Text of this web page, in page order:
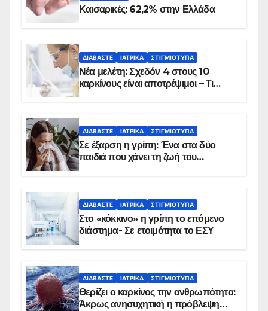
Καισαρικές: 62,2% στην Ελλάδα
ΔΙΑΒΆΣΤΕ ΙΑΤΡΙΚΆ ΣΤΙΓΜΙΌΤΥΠΑ
Νέα μελέτη: Σχεδόν 4 στους 10
καρκίνους είναι αποτρέψιμοι – Τι
ΔΙΑΒΆΣΤΕ ΙΑΤΡΙΚΆ ΣΤΙΓΜΙΌΤΥΠΑ
Σε έξαρση η γρίπη: Ένα στα δύο
παιδιά που χάνει τη ζωή του
ΔΙΑΒΆΣΤΕ ΙΑΤΡΙΚΆ ΣΤΙΓΜΙΌΤΥΠΑ
Στο «κόκκινο» η γρίπη το επόμενο
διάστημα- Σε ετοιμότητα το ΕΣΥ
ΔΙΑΒΆΣΤΕ ΙΑΤΡΙΚΆ ΣΤΙΓΜΙΌΤΥΠΑ
Θερίζει ο καρκίνος την ανθρωπότητα:
Άκρως ανησυχητική η πρόβλεψη…